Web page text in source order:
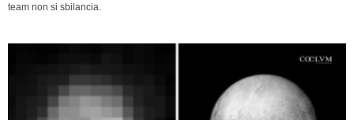
team non si sbilancia.